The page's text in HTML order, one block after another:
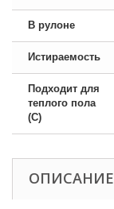
В рулоне
Истираемость
Подходит для
теплого пола
(С)
ОПИСАНИЕ